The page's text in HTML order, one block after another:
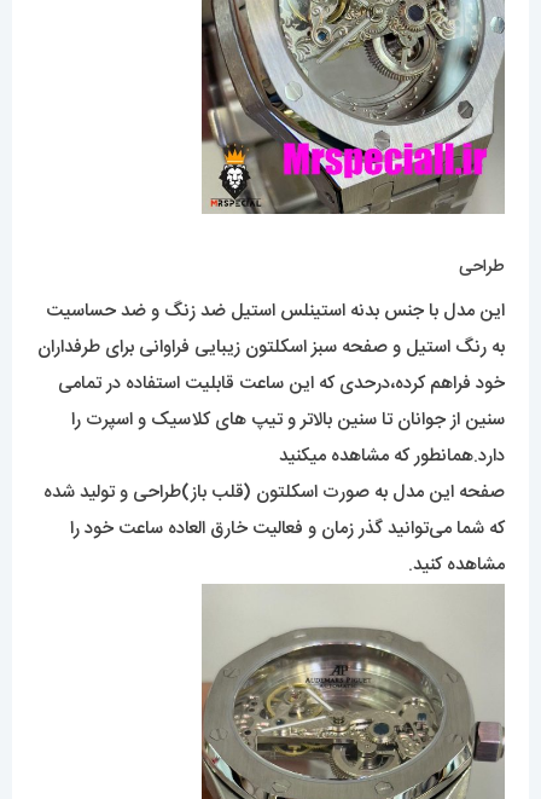
طراحی
این مدل با جنس بدنه استینلس استیل ضد زنگ و ضد حساسیت
به رنگ استیل و صفحه سبز اسکلتون زیبایی فراوانی برای طرفداران
خود فراهم کرده،درحدی که این ساعت قابلیت استفاده در تمامی
سنین از جوانان تا سنین بالاتر و تیپ های کلاسیک و اسپرت را
دارد.همانطور که مشاهده میکنید
صفحه این مدل به صورت اسکلتون (قلب باز)طراحی و تولید شده
که شما می‌توانید گذر زمان و فعالیت خارق العاده ساعت خود را
مشاهده کنید.